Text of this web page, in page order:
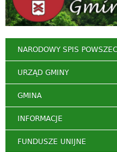
NARODOWY SPIS
URZĄD GMINY
GMINA
INFORMACJE
FUNDUSZE UNIJNE